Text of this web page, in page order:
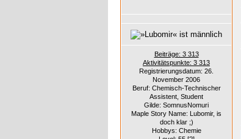
Beiträge: 3 313
Aktivitätspunkte: 3 313
Registrierungsdatum: 26.
November 2006
Beruf: Chemisch-Technischer
Assistent, Student
Gilde: SomnusNomuri
Maple Story Name: Lubomir, is
doch klar ;)
Hobbys: Chemie